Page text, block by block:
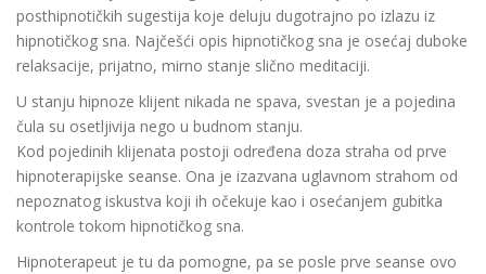
posthipnotičkih sugestija koje deluju dugotrajno po izlazu iz
hipnotičkog sna. Najčešći opis hipnotičkog sna je osećaj duboke
relaksacije, prijatno, mirno stanje slično meditaciji.
U stanju hipnoze klijent nikada ne spava, svestan je a pojedina
čula su osetljivija nego u budnom stanju.
Kod pojedinih klijenata postoji određena doza straha od prve
hipnoterapijske seanse. Ona je izazvana uglavnom strahom od
nepoznatog iskustva koji ih očekuje kao i osećanjem gubitka
kontrole tokom hipnotičkog sna.
Hipnoterapeut je tu da pomogne, pa se posle prve seanse ovo